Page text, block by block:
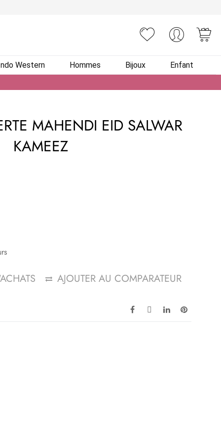
Western Hommes Bijoux Enfant
MAHENDI EID SALWAR
KAMEEZ
AJOUTER AU COMPARATEUR